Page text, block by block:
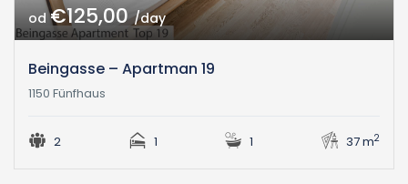
od€125,00/day
Beingasse – Apartman 19
1150 Fünfhaus
2 1 1 37 m2